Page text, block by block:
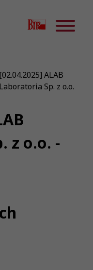
[02.04.2025] ALAB
Laboratoria Sp. z o.o.
z o.o. -